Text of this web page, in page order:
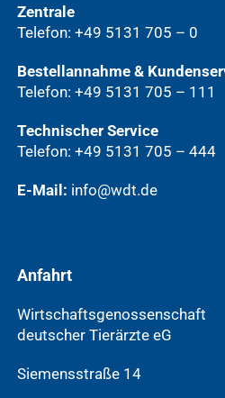
Zentrale
Telefon: +49 5131 705 – 0
Bestellannahme &
Telefon: +49 5131 705 – 111
Technischer Service
Telefon: +49 5131 705 – 444
E-Mail: info@wdt.de
Anfahrt
Wirtschaftsgenossenschaft
deutscher Tierärzte eG
Siemensstraße 14